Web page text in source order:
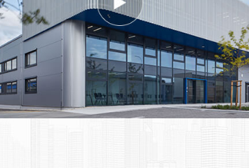
NOKIA FUFAS
473288A.102 LC OD-LC
OD duplo 2m
VER DETALHES
1662SMC 3AL98324AA
SYNTH4V2 para